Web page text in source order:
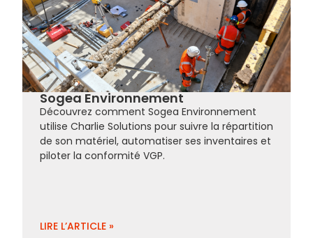
Sogea Environnement
Découvrez comment Sogea Environnement
utilise Charlie Solutions pour suivre la répartition
de son matériel, automatiser ses inventaires et
piloter la conformité VGP.
LIRE L’ARTICLE »